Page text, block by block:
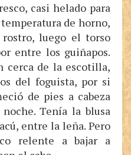
casi helado para
de horno,
luego el torso
entre los guiñapos.
cerca de la escotilla,
del foguista, por si
de pies a cabeza
Tenía la blusa
entre la leña. Pero
relente a bajar a